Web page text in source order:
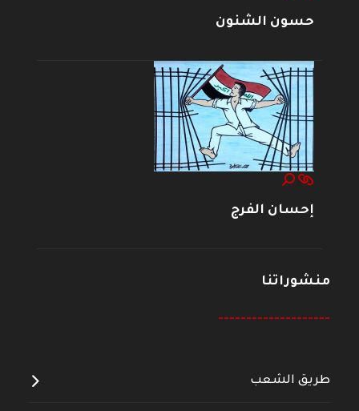
حسون الشنون
إحسان الفرج
منشوراتنا
--------------------
طريق الشعب